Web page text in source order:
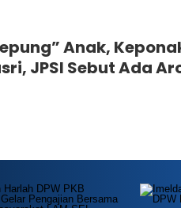
Anak,
JPSI Sebut Ada